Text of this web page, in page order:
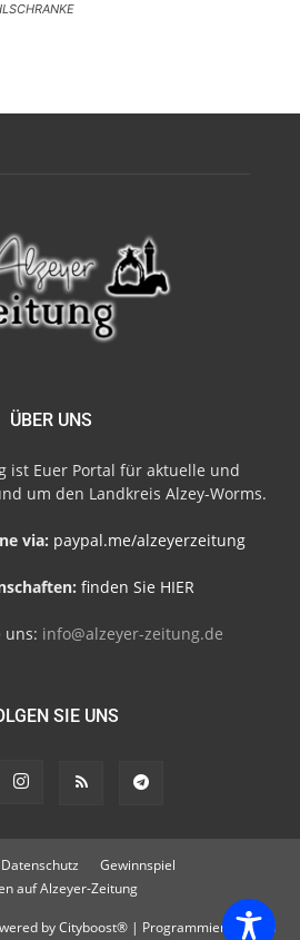
ÜBER UNS
ist Euer Portal für aktuelle und
um den Landkreis Alzey-Worms.
via: paypal.me/alzeyerzeitung
finden Sie HIER
uns: info@alzeyer-zeitung.de
SIE UNS
Datenschutz
Gewinnspiel
auf Alzeyer-Zeitung
by Cityboost® | Programmierung und